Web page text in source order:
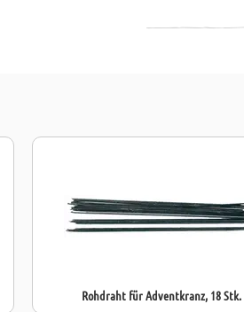
Rohdraht für Adventkranz, 18 Stk.